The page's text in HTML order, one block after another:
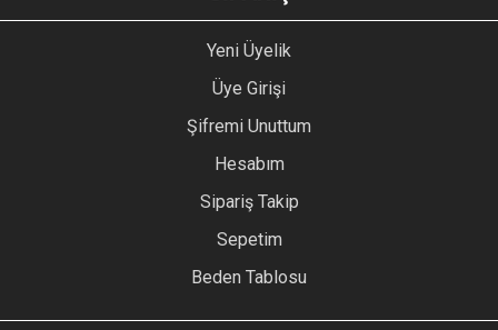
Yeni Üyelik
Üye Girişi
Şifremi Unuttum
Hesabım
Sipariş Takip
Sepetim
Beden Tablosu